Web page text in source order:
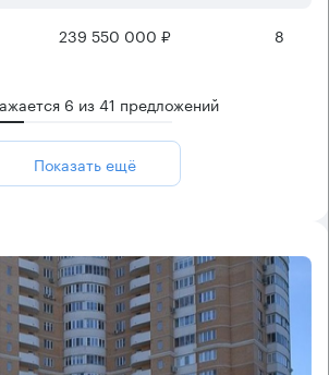
239 550 000 ₽ 8
6 из41 предложений
Показать ещё